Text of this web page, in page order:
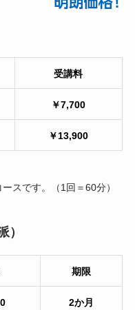
受講料
￥7,700
￥13,900
スです。（1回＝60分）
）
期限
2か月